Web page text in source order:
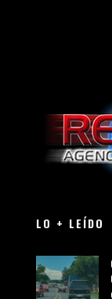
LO + LEÍDO